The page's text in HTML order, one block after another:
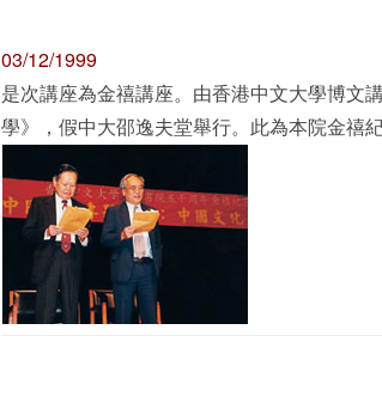
03/12/1999
是次講座為金禧講座。由香港中文大學博文
學》，假中大邵逸夫堂舉行。此為本院金禧